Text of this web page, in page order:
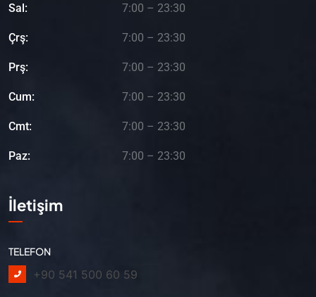
Sal: 7:00 – 23:30
Çrş: 7:00 – 23:30
Prş: 7:00 – 23:30
Cum: 7:00 – 23:30
Cmt: 7:00 – 23:30
Paz: 7:00 – 23:30
İletişim
TELEFON
+90 541 500 60 59